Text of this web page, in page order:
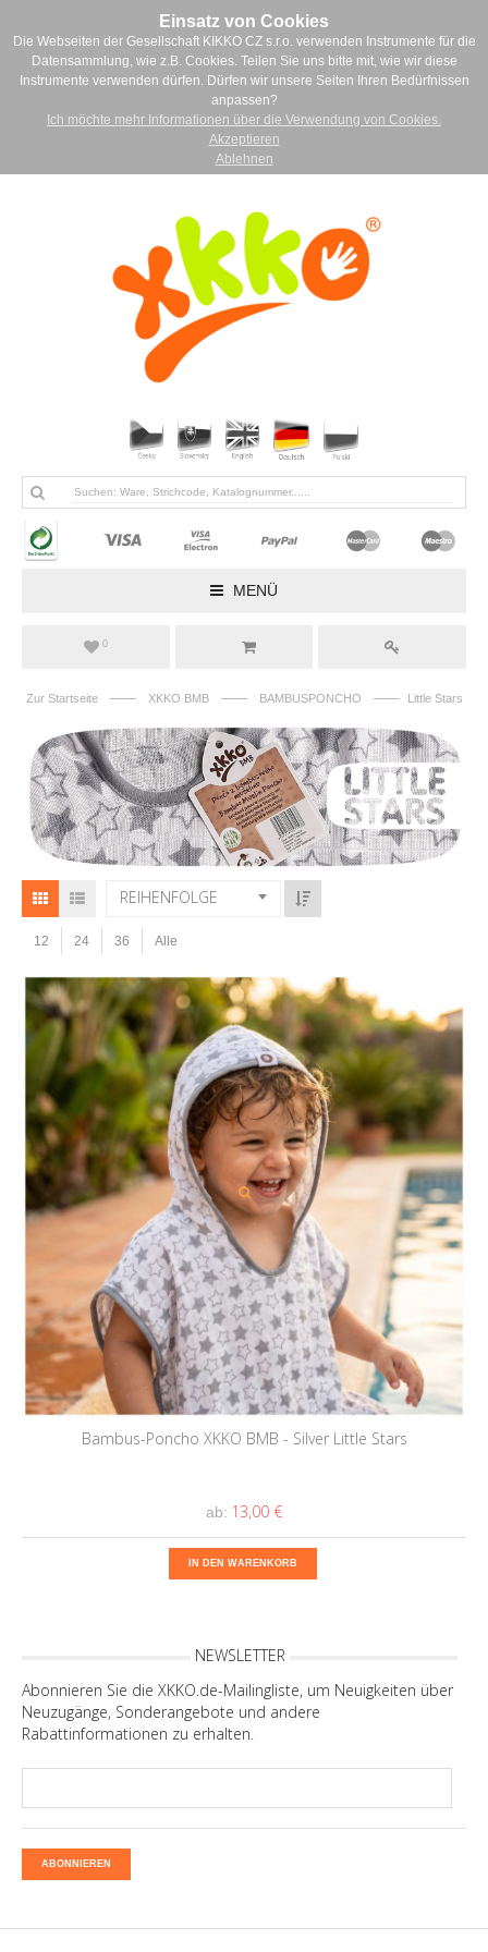
Einsatz von Cookies
Die Webseiten der Gesellschaft KIKKO CZ s.r.o. verwenden Instrumente für die
Datensammlung, wie z.B. Cookies. Teilen Sie uns bitte mit, wie wir diese
Instrumente verwenden dürfen. Dürfen wir unsere Seiten Ihren Bedürfnissen
anpassen?
Ich möchte mehr Informationen über die Verwendung von Cookies.
Akzeptieren
Ablehnen
MENÜ
0
Zur Startseite —— XKKO BMB —— BAMBUSPONCHO —— Little Stars
REIHENFOLGE
12 24 36 Alle
Bambus-Poncho XKKO BMB - Silver Little Stars
ab: 13,00 €
IN DEN WARENKORB
NEWSLETTER
Abonnieren Sie die XKKO.de-Mailingliste, um Neuigkeiten über
Neuzugänge, Sonderangebote und andere
Rabattinformationen zu erhalten.
ABONNIEREN